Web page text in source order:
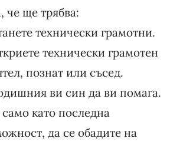
че ще трябва:
технически грамотни.
технически грамотен
познат или съсед.
ви син да ви помага.
като последна
да се обадите на